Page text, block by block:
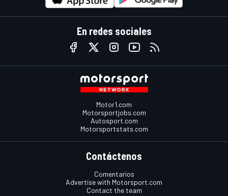
En redes sociales
Motor1.com
Motorsportjobs.com
Autosport.com
Motorsportstats.com
Contáctenos
Comentarios
Advertise with Motorsport.com
Contact the team